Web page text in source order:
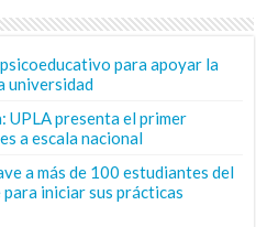
para apoyar la
universidad
UPLA presenta el primer
a escala nacional
a más de 100 estudiantes del
para iniciar sus prácticas